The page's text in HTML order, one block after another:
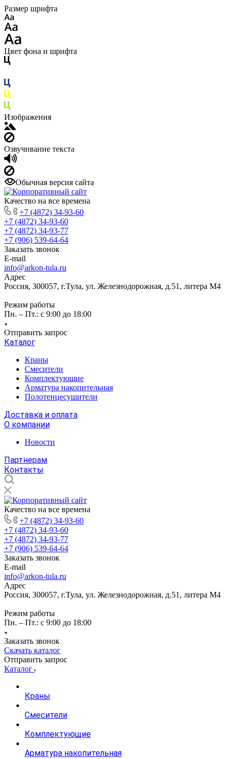
Размер шрифта
Цвет фона и шрифта
Изображения
Озвучивание текста
Обычная версия сайта
Качество на все времена
+7 (4872) 34-93-60
+7 (4872) 34-93-60
+7 (4872) 34-93-77
+7 (906) 539-64-64
Заказать звонок
E-mail
info@arkon-tula.ru
Адрес
Россия, 300057, г.Тула, ул. Железнодорожная, д.51, литера М4
Режим работы
Пн. – Пт.: с 9:00 до 18:00
Отправить запрос
Каталог
Краны
Смесители
Комплектующие
Арматура накопительная
Полотенцесушители
Доставка и оплата
О компании
Новости
Партнерам
Контакты
Качество на все времена
+7 (4872) 34-93-60
+7 (4872) 34-93-60
+7 (4872) 34-93-77
+7 (906) 539-64-64
Заказать звонок
E-mail
info@arkon-tula.ru
Адрес
Россия, 300057, г.Тула, ул. Железнодорожная, д.51, литера М4
Режим работы
Пн. – Пт.: с 9:00 до 18:00
Заказать звонок
Скачать каталог
Отправить запрос
Каталог
Краны
Смесители
Комплектующие
Арматура накопительная